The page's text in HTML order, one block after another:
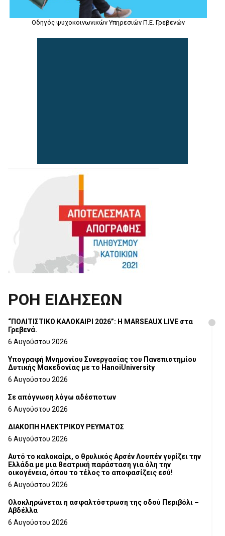
Οδηγός ψυχοκοινωνικών Υπηρεσιών Π.Ε. Γρεβενών
ΡΟΗ ΕΙΔΗΣΕΩΝ
“ΠΟΛΙΤΙΣΤΙΚΟ ΚΑΛΟΚΑΙΡΙ 2026”: Η MARSEAUX LIVE στα
Γρεβενά.
6 Αυγούστου 2026
Υπογραφή Μνημονίου Συνεργασίας του Πανεπιστημίου
Δυτικής Μακεδονίας με το HanoiUniversity
6 Αυγούστου 2026
Σε απόγνωση λόγω αδέσποτων
6 Αυγούστου 2026
ΔΙΑΚΟΠΗ ΗΛΕΚΤΡΙΚΟΥ ΡΕΥΜΑΤΟΣ
6 Αυγούστου 2026
Αυτό το καλοκαίρι, ο θρυλικός Αρσέν Λουπέν γυρίζει την
Ελλάδα με μια θεατρική παράσταση για όλη την
οικογένεια, όπου το τέλος το αποφασίζεις εσύ!
6 Αυγούστου 2026
Ολοκληρώνεται η ασφαλτόστρωση της οδού Περιβόλι –
Αβδέλλα
6 Αυγούστου 2026